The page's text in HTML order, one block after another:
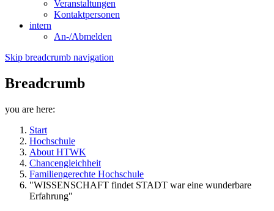
Veranstaltungen
Kontaktpersonen
intern
An-/Abmelden
Skip breadcrumb navigation
Breadcrumb
you are here:
Start
Hochschule
About HTWK
Chancengleichheit
Familiengerechte Hochschule
"WISSENSCHAFT findet STADT war eine wunderbare
Erfahrung"